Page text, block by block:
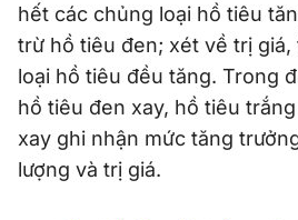
hết các chủng loại hồ tiêu
trừ hồ tiêu đen; xét về trị giá,
loại hồ tiêu đều tăng. Trong
hồ tiêu đen xay, hồ tiêu
xay ghi nhận mức tăng
lượng và trị giá.